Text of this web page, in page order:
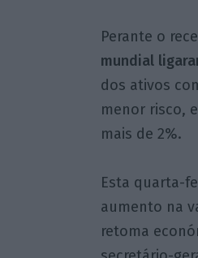
Perante o
mundial
dos ativos
menor risco,
mais de 2%.
Esta quarta-
aumento na
retoma